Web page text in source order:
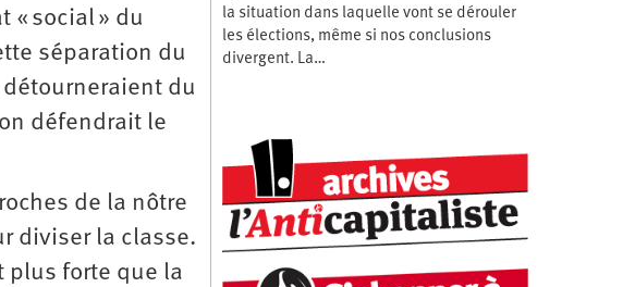
social » du
séparation du
du
défendrait le
de la nôtre
diviser la classe.
plus forte que la
la situation dans laquelle vont se dérouler
les élections, même si nos conclusions
divergent. La…